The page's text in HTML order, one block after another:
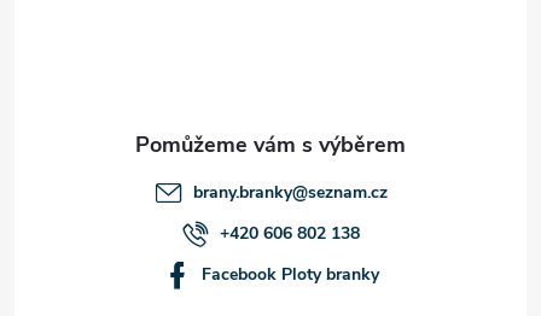
brany.branky@seznam.cz
+420 606 802 138
Facebook Ploty branky